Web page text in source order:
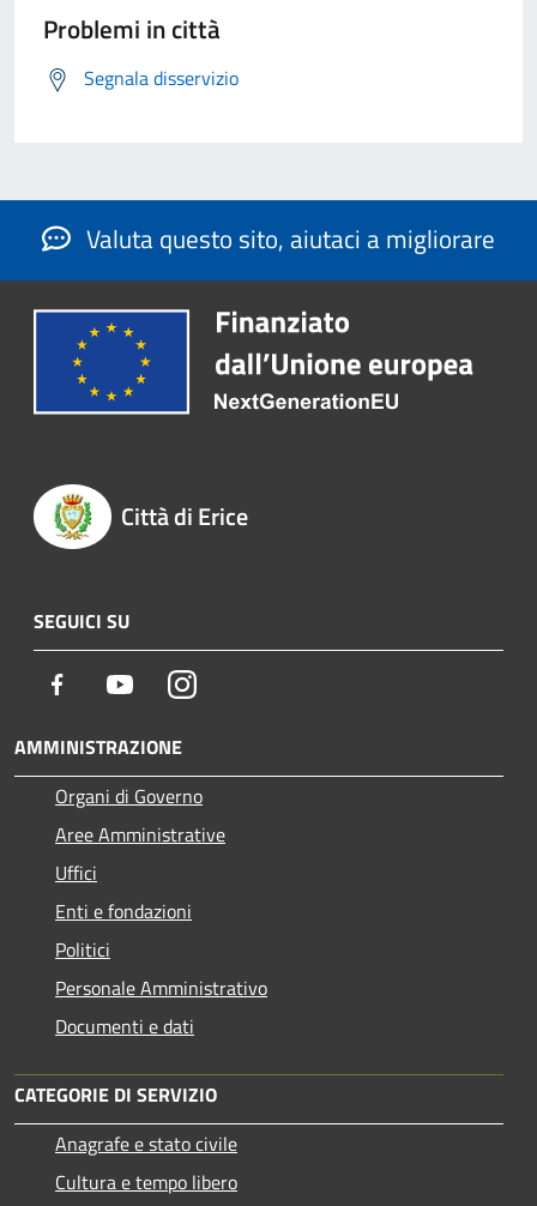
Problemi in città
Segnala disservizio
Valuta questo sito, aiutaci a migliorare
Città di Erice
SEGUICI SU
Facebook YoutubeInstagram
AMMINISTRAZIONE
Organi di Governo
Aree Amministrative
Uffici
Enti e fondazioni
Politici
Personale Amministrativo
Documenti e dati
CATEGORIE DI SERVIZIO
Anagrafe e stato civile
Cultura e tempo libero